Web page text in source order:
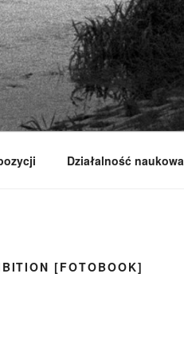
Działalność naukowa
[FOTOBOOK]